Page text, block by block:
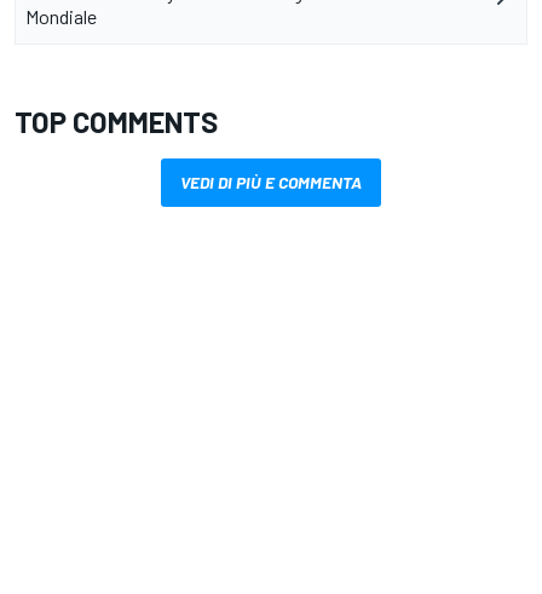
Mondiale
TOP COMMENTS
VEDI DI PIÙ E COMMENTA